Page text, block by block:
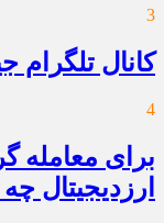
3
کانال تلگرام
4
برای معامله
ارزدیجیتال